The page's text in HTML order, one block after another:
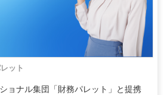
ット
ョナル集団「財務パレット」と提携